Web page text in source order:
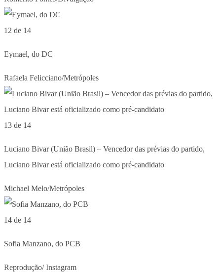
12 de 14
Eymael, do DC
Rafaela Felicciano/Metrópoles
13 de 14
Luciano Bivar (União Brasil) – Vencedor das prévias do partido,
Luciano Bivar está oficializado como pré-candidato
Michael Melo/Metrópoles
14 de 14
Sofia Manzano, do PCB
Reprodução/ Instagram